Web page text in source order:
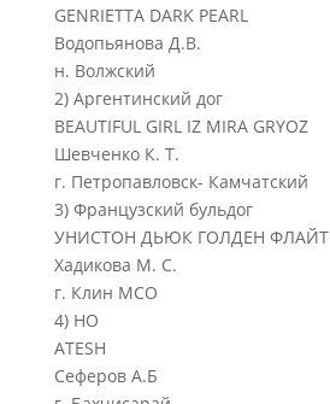
GENRIETTA DARK PEARL
Водопьянова Д.В.
н. Волжский
2) Аргентинский дог
BEAUTIFUL GIRL IZ MIRA GRYOZ
Шевченко К. Т.
г. Петропавловск- Камчатский
3) Французский бульдог
УНИСТОН ДЬЮК ГОЛДЕН ФЛАЙТ
Хадикова М. С.
г. Клин МСО
4) НО
ATESH
Сеферов А.Б